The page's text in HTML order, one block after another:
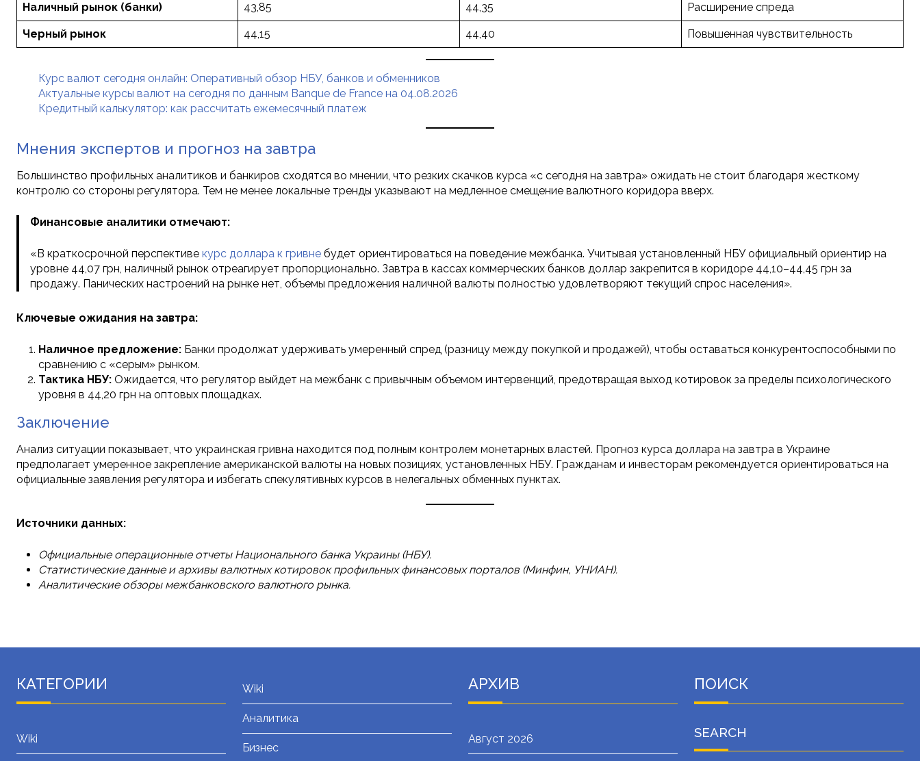
Наличный рынок (банки) 43,85 44,35 Расширение спреда
Черный рынок 44,15 44,40 Повышенная чувствительность
Курс валют сегодня онлайн: Оперативный обзор НБУ, банков и обменников
Актуальные курсы валют на сегодня по данным Banque de France на 04.08.2026
Кредитный калькулятор: как рассчитать ежемесячный платеж
Мнения экспертов и прогноз на завтра
Большинство профильных аналитиков и банкиров сходятся во мнении, что резких скачков курса «с сегодня на завтра» ожидать не стоит благодаря жесткому
контролю со стороны регулятора. Тем не менее локальные тренды указывают на медленное смещение валютного коридора вверх.
Финансовые аналитики отмечают:
«В краткосрочной перспективе курс доллара к гривне будет ориентироваться на поведение межбанка. Учитывая установленный НБУ официальный ориентир на
уровне 44,07 грн, наличный рынок отреагирует пропорционально. Завтра в кассах коммерческих банков доллар закрепится в коридоре 44,10–44,45 грн за
продажу. Панических настроений на рынке нет, объемы предложения наличной валюты полностью удовлетворяют текущий спрос населения».
Ключевые ожидания на завтра:
Наличное предложение: Банки продолжат удерживать умеренный спред (разницу между покупкой и продажей), чтобы оставаться конкурентоспособными по
сравнению с «серым» рынком.
Тактика НБУ: Ожидается, что регулятор выйдет на межбанк с привычным объемом интервенций, предотвращая выход котировок за пределы психологического
уровня в 44,20 грн на оптовых площадках.
Заключение
Анализ ситуации показывает, что украинская гривна находится под полным контролем монетарных властей. Прогноз курса доллара на завтра в Украине
предполагает умеренное закрепление американской валюты на новых позициях, установленных НБУ. Гражданам и инвесторам рекомендуется ориентироваться на
официальные заявления регулятора и избегать спекулятивных курсов в нелегальных обменных пунктах.
Источники данных:
Официальные операционные отчеты Национального банка Украины (НБУ).
Статистические данные и архивы валютных котировок профильных финансовых порталов (Минфин, УНИАН).
Аналитические обзоры межбанковского валютного рынка.
КАТЕГОРИИ
Wiki
Wiki
Аналитика
Бизнес
АРХИВ
Август 2026
ПОИСК
SEARCH